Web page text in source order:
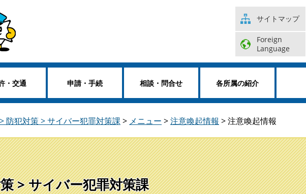
サイトマップ
Foreign
Language
・交通 申請・手続 相談・問合せ 各所属の紹介
防犯対策 > サイバー犯罪対策課> メニュー >注意喚起情報 >注意喚起情報
> サイバー犯罪対策課